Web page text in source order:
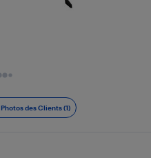
Photos des Clients (1)